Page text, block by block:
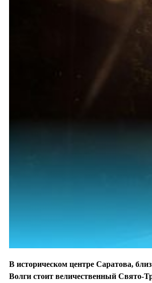
В историческом центре Саратова,
Волги стоит величественный Свято-